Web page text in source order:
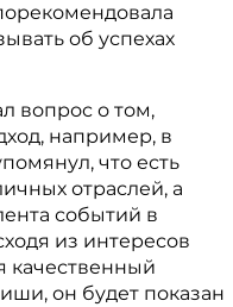
об успехах
вопрос о том,
например, в
что есть
отраслей, а
событий в
из интересов
качественный
он будет показан